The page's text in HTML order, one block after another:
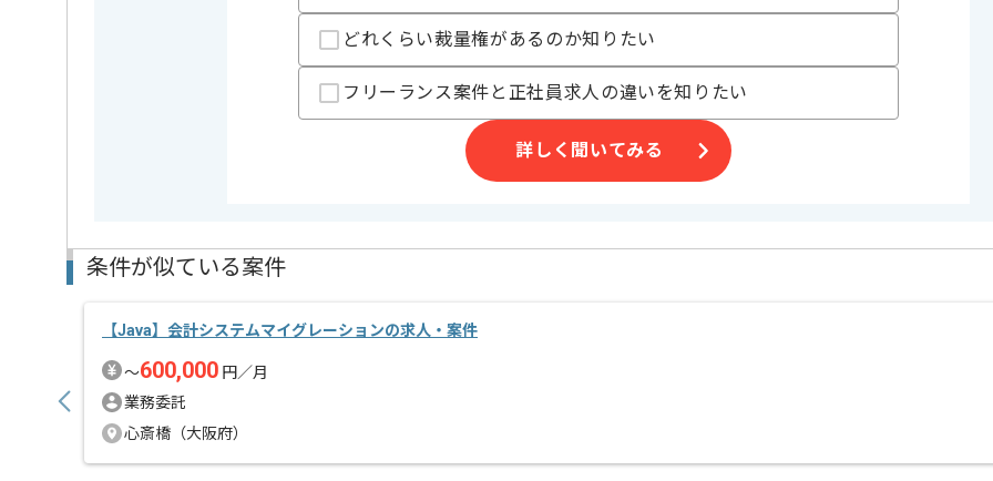
初日はPC貸与や設定等で現地での作業が発生しますが、その後フルリモートを想定しております。
どれくらい裁量権があるのか知りたい
フリーランス案件と正社員求人の違いを知りたい
詳しく聞いてみる
条件が似ている案件
【Java】会計システムマイグレーションの求人・案件
〜600,000 円／月
業務委託
心斎橋（大阪府）